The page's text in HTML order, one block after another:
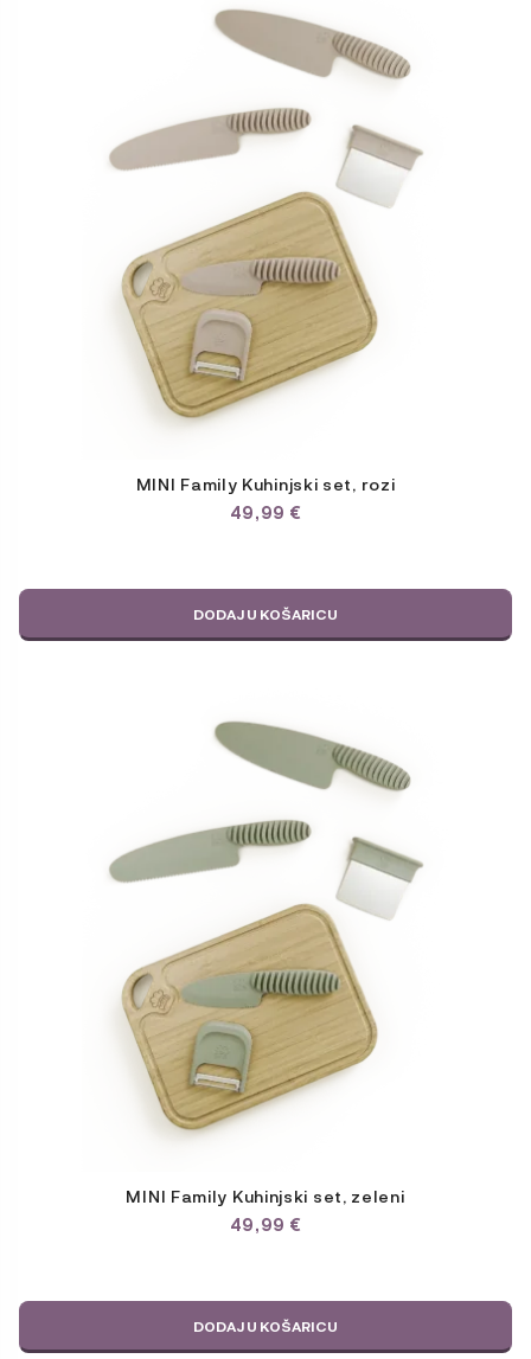
MINI Family Kuhinjski set, rozi
49,99 €
DODAJ U KOŠARICU
MINI Family Kuhinjski set, zeleni
49,99 €
DODAJ U KOŠARICU